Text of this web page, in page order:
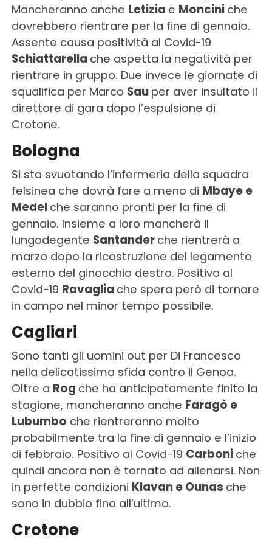
Mancheranno anche Letizia e Moncini che
dovrebbero rientrare per la fine di gennaio.
Assente causa positività al Covid-19
Schiattarella che aspetta la negatività per
rientrare in gruppo. Due invece le giornate di
squalifica per Marco Sau per aver insultato il
direttore di gara dopo l’espulsione di
Crotone.
Bologna
Si sta svuotando l’infermeria della squadra
felsinea che dovrà fare a meno di Mbaye e
Medel che saranno pronti per la fine di
gennaio. Insieme a loro mancherà il
lungodegente Santander che rientrerà a
marzo dopo la ricostruzione del legamento
esterno del ginocchio destro. Positivo al
Covid-19 Ravaglia che spera però di tornare
in campo nel minor tempo possibile.
Cagliari
Sono tanti gli uomini out per Di Francesco
nella delicatissima sfida contro il Genoa.
Oltre a Rog che ha anticipatamente finito la
stagione, mancheranno anche Faragò e
Lubumbo che rientreranno molto
probabilmente tra la fine di gennaio e l’inizio
di febbraio. Positivo al Covid-19 Carboni che
quindi ancora non è tornato ad allenarsi. Non
in perfette condizioni Klavan e Ounas che
sono in dubbio fino all’ultimo.
Crotone